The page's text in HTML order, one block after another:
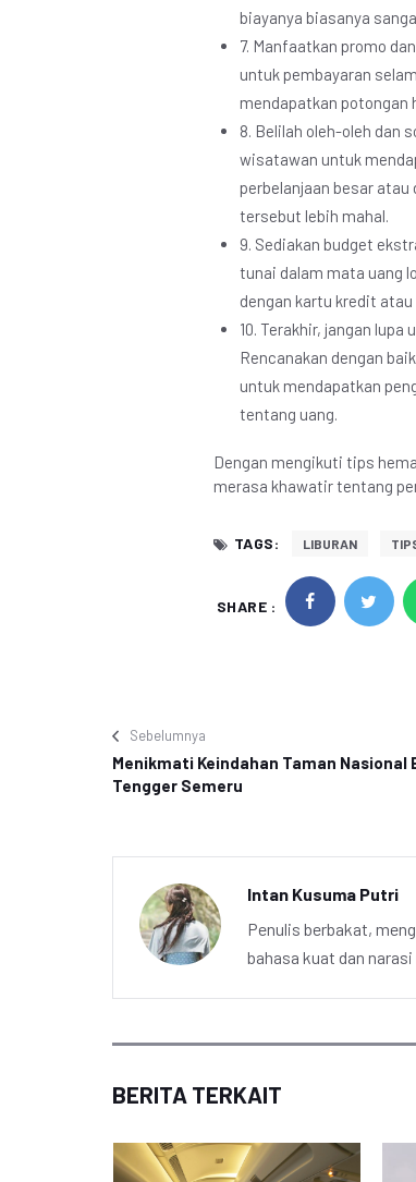
biayanya biasanya
7. Manfaatkan promo
untuk pembayaran
mendapatkan potongan
8. Belilah oleh-oleh dan
wisatawan untuk
perbelanjaan besar
tersebut lebih mahal.
9. Sediakan budget
tunai dalam mata uang
dengan kartu kredit
10. Terakhir, jangan
Rencanakan dengan
untuk mendapatkan
tentang uang.
Dengan mengikuti tips
merasa khawatir tentang
TAGS: LIBURAN
SHARE :
Sebelumnya
Menikmati Keindahan Taman Nasional
Tengger Semeru
Intan Kusuma Putri
Penulis berbakat,
bahasa kuat dan
BERITA TERKAIT